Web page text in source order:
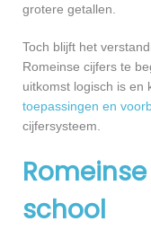
grotere getallen.
Toch blijft het
Romeinse cijfers te
uitkomst logisch is en
toepassingen en
cijfersysteem.
school